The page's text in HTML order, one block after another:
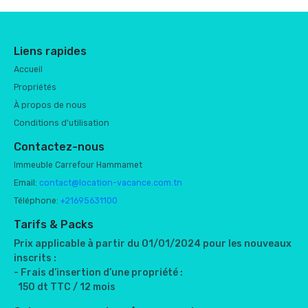
Liens rapides
Accueil
Propriétés
À propos de nous
Conditions d'utilisation
Contactez-nous
Immeuble Carrefour Hammamet
Email: contact@location-vacance.com.tn
Téléphone: +21695631100
Tarifs & Packs
Prix applicable à partir du 01/01/2024 pour les nouveaux
inscrits :
- Frais d’insertion d’une propriété :
150 dt TTC / 12 mois